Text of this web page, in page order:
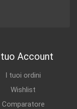
Account
I tuoi ordini
Wishlist
Comparatore